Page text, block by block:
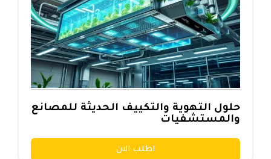
حلول التهوية والتكييف الحديثة للمصانع
والمستشفيات
اطلب الان